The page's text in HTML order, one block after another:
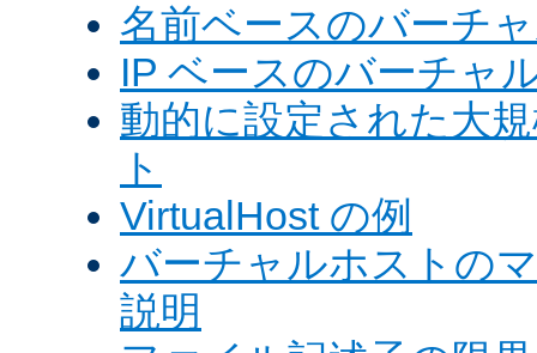
名前ベースのバーチ
IP ベースのバーチャ
動的に設定された大
ト
VirtualHost の例
バーチャルホストの
説明